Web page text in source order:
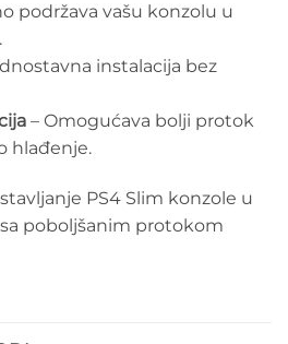
podržava vašu konzolu u
instalacija bez
– Omogućava bolji protok
hlađenje.
PS4 Slim konzole u
poboljšanim protokom